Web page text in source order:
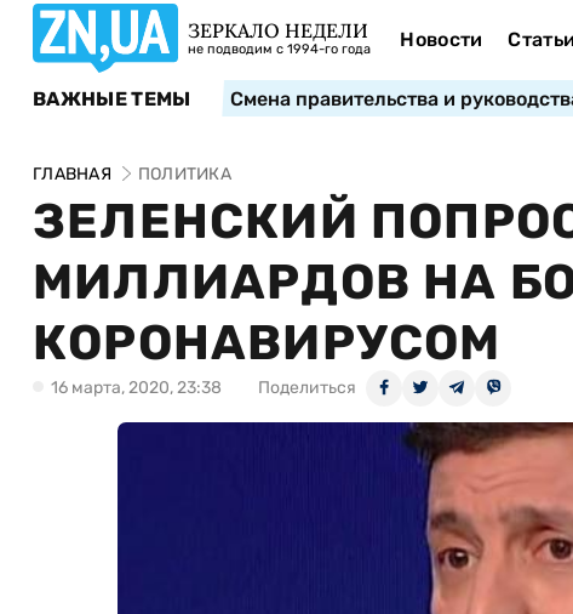
ЗЕРКАЛО НЕДЕЛИ
не подводим с 1994-го года Новости Статьи
ВАЖНЫЕ ТЕМЫ Смена правительства и
ГЛАВНАЯ ПОЛИТИКА
ЗЕЛЕНСКИЙ
МИЛЛИАРДОВ НА
КОРОНАВИРУСОМ
16 марта, 2020, 23:38 Поделиться